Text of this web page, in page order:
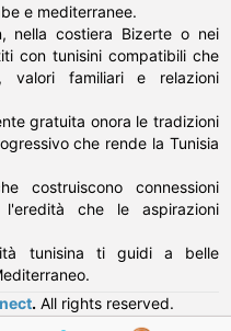
e mediterranee.
nella costiera Bizerte o nei
con tunisini compatibili che
valori familiari e relazioni
gratuita onora le tradizioni
che rende la Tunisia
costruiscono connessioni
che le aspirazioni
tunisina ti guidi a belle
. All rights reserved.